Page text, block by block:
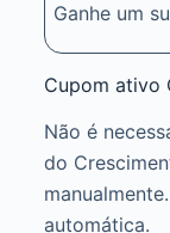
Ganhe um
Cupom ativo
Não é
do
automática.